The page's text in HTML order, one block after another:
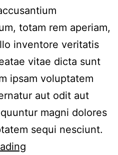
totam rem aperiam,
inventore veritatis
vitae dicta sunt
ipsam voluptatem
aut odit aut
magni dolores
sequi nesciunt.